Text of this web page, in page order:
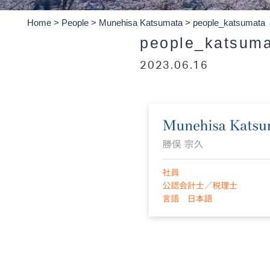
Home > People > Munehisa Katsumata > people_katsumata
2023.06.16